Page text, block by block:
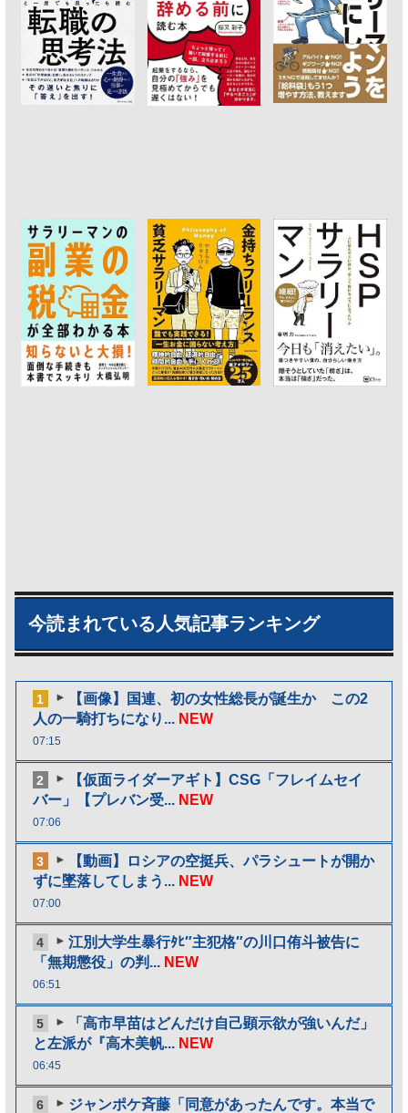
今読まれている人気記事ランキング
1
【画像】国連、初の女性総長が誕生か この2
人の一騎打ちになり... NEW
07:15
2
【仮面ライダーアギト】CSG「フレイムセイ
バー」【プレバン受... NEW
07:06
3
【動画】ロシアの空挺兵、パラシュートが開か
ずに墜落してしまう... NEW
07:00
4
江別大学生暴行ﾀﾋ″主犯格″の川口侑斗被告に
「無期懲役」の判... NEW
06:51
5
「高市早苗はどんだけ自己顕示欲が強いんだ」
と左派が『高木美帆... NEW
06:45
6
ジャンポケ斉藤「同意があったんです。本当で